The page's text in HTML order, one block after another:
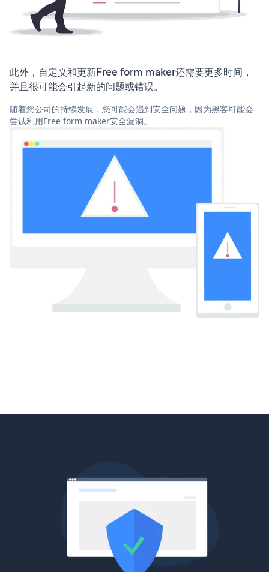
此外，自定义和更新Free form maker还需要更多时间，
并且很可能会引起新的问题或错误。
随着您公司的持续发展，您可能会遇到安全问题，因为黑客可能会
尝试利用Free form maker安全漏洞。